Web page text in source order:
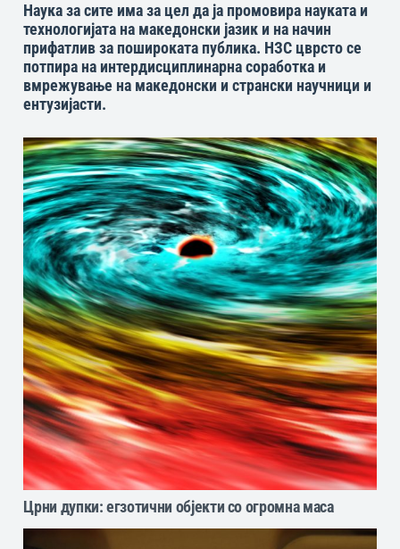
Наука за сите има за цел да ја промовира науката и
технологијата на македонски јазик и на начин
прифатлив за пошироката публика. НЗС цврсто се
потпира на интердисциплинарна соработка и
вмрежување на македонски и странски научници и
ентузијасти.
Црни дупки: егзотични објекти со огромна маса